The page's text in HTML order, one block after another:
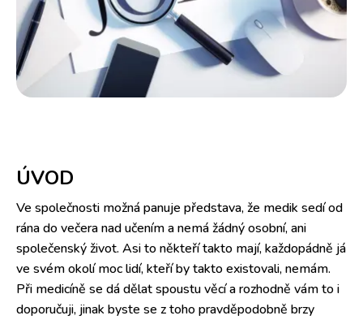
ÚVOD
Ve společnosti možná panuje představa, že medik sedí od
rána do večera nad učením a nemá žádný osobní, ani
společenský život. Asi to někteří takto mají, každopádně já
ve svém okolí moc lidí, kteří by takto existovali, nemám.
Při medicíně se dá dělat spoustu věcí a rozhodně vám to i
doporučuji, jinak byste se z toho pravděpodobně brzy